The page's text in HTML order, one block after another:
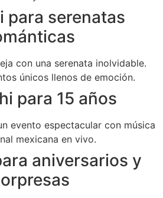
para serenatas
con una serenata inolvidable.
únicos llenos de emoción.
para 15 años
evento espectacular con música
mexicana en vivo.
aniversarios y